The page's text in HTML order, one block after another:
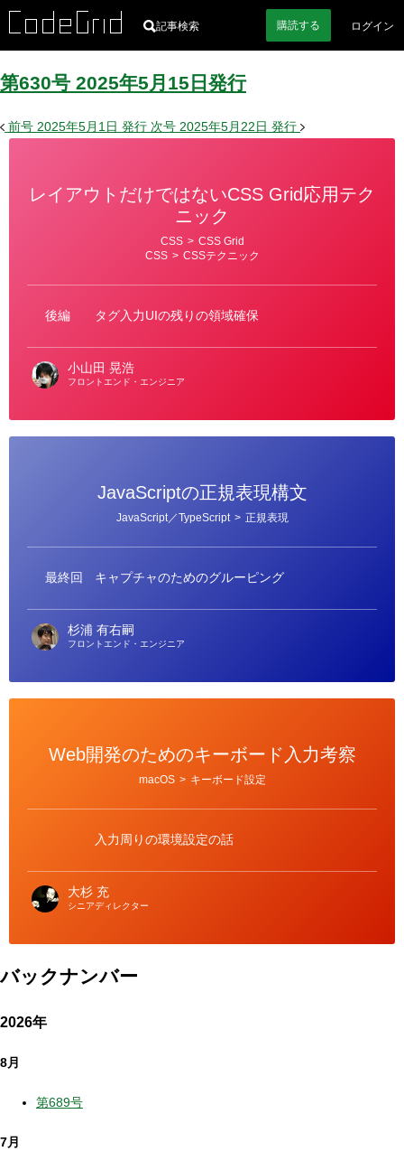
記事検索 購読する ログイン
第630号 2025年5 月 15 日 発行
前号 2025年5月1日 発行 次号 2025年5月22日 発行
レイアウトだけではないCSS Grid応用テク
ニック
CSS > CSS Grid
CSS > CSSテクニック
後編 タグ入力UIの残りの領域確保
小山田 晃浩
フロントエンド・エンジニア
JavaScriptの正規表現構文
JavaScript／TypeScript > 正規表現
最終回 キャプチャのためのグルーピング
杉浦 有右嗣
フロントエンド・エンジニア
Web開発のためのキーボード入力考察
macOS > キーボード設定
入力周りの環境設定の話
大杉 充
シニアディレクター
バックナンバー
2026年
8月
第689号
7月